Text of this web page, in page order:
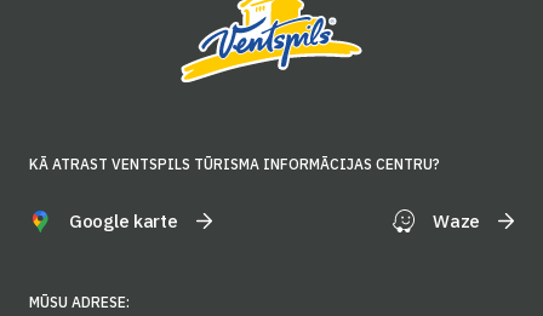
KĀ ATRAST VENTSPILS TŪRISMA INFORMĀCIJAS CENTRU?
Google karte Waze
MŪSU ADRESE: